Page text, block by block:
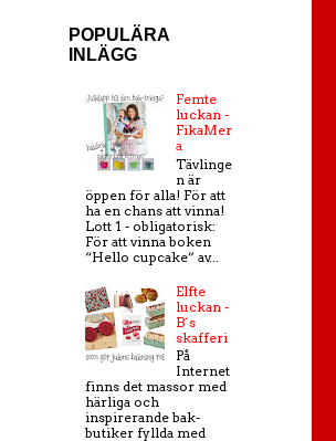
POPULÄRA
INLÄGG
Femte
luckan -
FikaMer
a
Tävlinge
n är
öppen för alla! För att
ha en chans att vinna!
Lott 1 - obligatorisk:
För att vinna boken
“Hello cupcake” av...
Elfte
luckan -
B´s
skafferi
På
Internet
finns det massor med
härliga och
inspirerande bak-
butiker fyllda med